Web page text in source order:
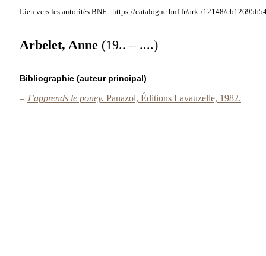
Lien vers les autorités BNF : https://catalogue.bnf.fr/ark:/12148/
Arbelet, Anne (19.. – ....)
Bibliographie (auteur principal)
– J’apprends le poney. Panazol, Éditions Lavauzelle, 1982.